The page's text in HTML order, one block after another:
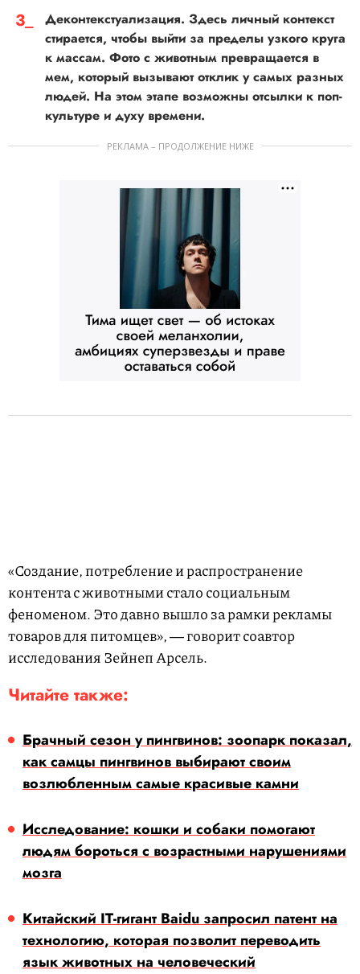
Деконтекстуализация. Здесь личный контекст
стирается, чтобы выйти за пределы узкого круга
к массам. Фото с животным превращается в
мем, который вызывают отклик у самых разных
людей. На этом этапе возможны отсылки к поп-
культуре и духу времени.
РЕКЛАМА – ПРОДОЛЖЕНИЕ НИЖЕ
«Создание, потребление и распространение
контента с животными стало социальным
феноменом. Это давно вышло за рамки рекламы
товаров для питомцев», ― говорит соавтор
исследования Зейнеп Арсель.
Читайте также:
Брачный сезон у пингвинов: зоопарк показал,
как самцы пингвинов выбирают своим
возлюбленным самые красивые камни
Исследование: кошки и собаки помогают
людям бороться с возрастными нарушениями
мозга
Китайский IT-гигант Baidu запросил патент на
технологию, которая позволит переводить
язык животных на человеческий